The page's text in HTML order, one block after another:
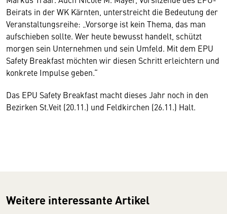
Beirats in der WK Kärnten, unterstreicht die Bedeutung der
Veranstaltungsreihe: „Vorsorge ist kein Thema, das man
aufschieben sollte. Wer heute bewusst handelt, schützt
morgen sein Unternehmen und sein Umfeld. Mit dem EPU
Safety Breakfast möchten wir diesen Schritt erleichtern und
konkrete Impulse geben.“
Das EPU Safety Breakfast macht dieses Jahr noch in den
Bezirken St.Veit (20.11.) und Feldkirchen (26.11.) Halt.
Weitere interessante Artikel